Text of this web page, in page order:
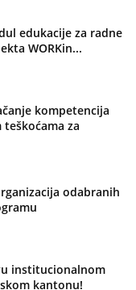
edukacije za radne
WORKin...
kompetencija
za
odabranih
institucionalnom
kantonu!